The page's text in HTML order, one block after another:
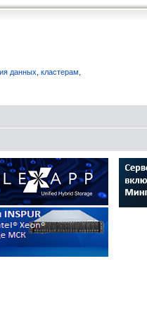
данных, кластерам,